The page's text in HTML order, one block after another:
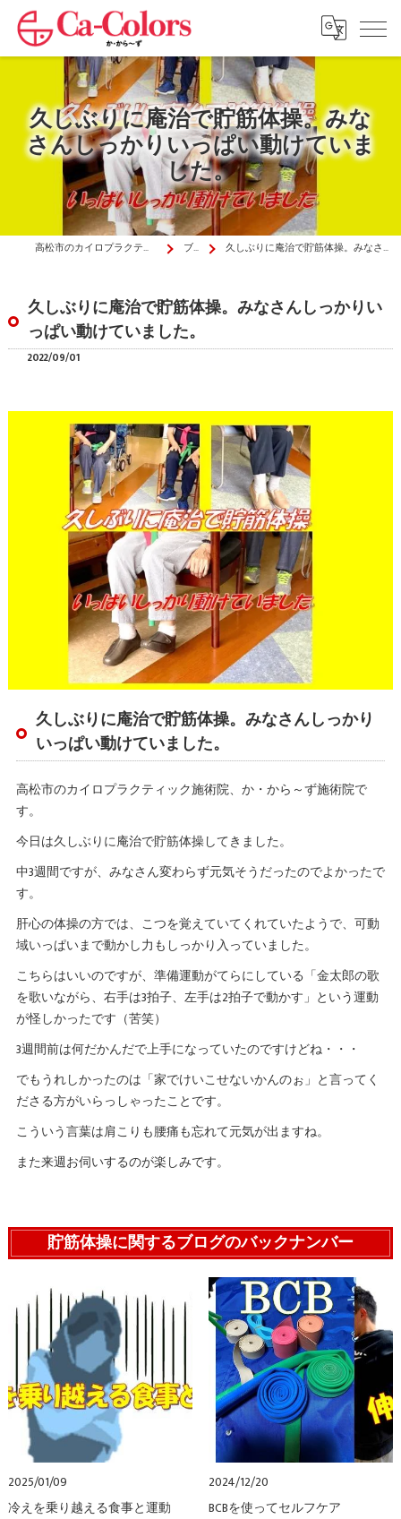
久しぶりに庵治で貯筋体操。みな
さんしっかりいっぱい動けていま
した。
高松市のカイロプラクティックはか・から～ず施術院 ブログ 久しぶりに庵治で貯筋体操。みなさんしっかりいっぱい動けていました。
久しぶりに庵治で貯筋体操。みなさんしっかりい
っぱい動けていました。
2022/09/01
久しぶりに庵治で貯筋体操。みなさんしっかり
いっぱい動けていました。
高松市のカイロプラクティック施術院、か・から～ず施術院で
す。
今日は久しぶりに庵治で貯筋体操してきました。
中3週間ですが、みなさん変わらず元気そうだったのでよかったで
す。
肝心の体操の方では、こつを覚えていてくれていたようで、可動
域いっぱいまで動かし力もしっかり入っていました。
こちらはいいのですが、準備運動がてらにしている「金太郎の歌
を歌いながら、右手は3拍子、左手は2拍子で動かす」という運動
が怪しかったです（苦笑）
3週間前は何だかんだで上手になっていたのですけどね・・・
でもうれしかったのは「家でけいこせないかんのぉ」と言ってく
ださる方がいらっしゃったことです。
こういう言葉は肩こりも腰痛も忘れて元気が出ますね。
また来週お伺いするのが楽しみです。
貯筋体操に関するブログのバックナンバー
2025/01/09
冷えを乗り越える食事と運動
2024/12/20
BCBを使ってセルフケア